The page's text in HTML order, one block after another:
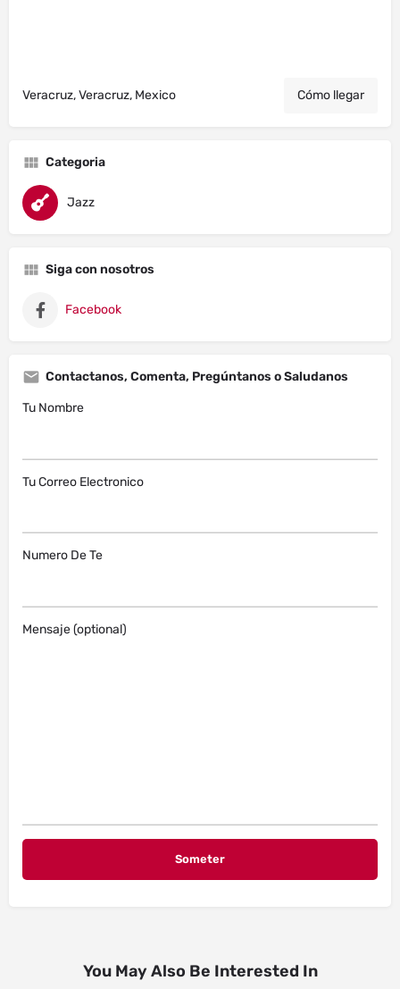
Veracruz, Veracruz, Mexico Cómo llegar
Categoria
Jazz
Siga con nosotros
Facebook
Contactanos, Comenta, Pregúntanos o Saludanos
Tu Nombre
Tu Correo Electronico
Numero De Te
Mensaje (optional)
You May Also Be Interested In